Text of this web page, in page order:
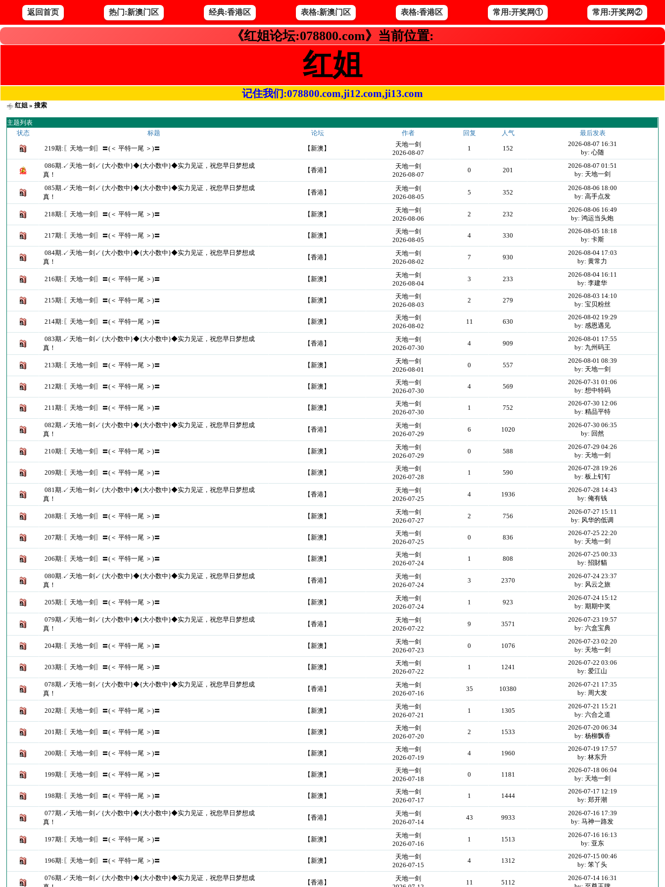
返回首页 热门:新澳门区 经典:香港区 表格:新澳门区 表格:香港区 常用:开奖网① 常用:开奖网②
《红姐论坛:078800.com》当前位置:
红姐
记住我们:078800.com,ji12.com,ji13.com
红姐 » 搜索
主题列表
状态
标题 论坛 作者 回复 人气 最后发表
219期:〖天地一剑〗〓(＜ 平特一尾 ＞)〓 【新澳】
天地一剑
2026-08-07
1 152
2026-08-07 16:31
by: 心随
086期.↙天地一剑↙{大小数中}◆{大小数中}◆实力见证，祝您早日梦想成
真！
【香港】
天地一剑
2026-08-07
0 201
2026-08-07 01:51
by: 天地一剑
085期.↙天地一剑↙{大小数中}◆{大小数中}◆实力见证，祝您早日梦想成
真！
【香港】
天地一剑
2026-08-05
5 352
2026-08-06 18:00
by: 高手点发
218期:〖天地一剑〗〓(＜ 平特一尾 ＞)〓 【新澳】
天地一剑
2026-08-06
2 232
2026-08-06 16:49
by: 鸿运当头炮
217期:〖天地一剑〗〓(＜ 平特一尾 ＞)〓 【新澳】
天地一剑
2026-08-05
4 330
2026-08-05 18:18
by: 卡斯
084期.↙天地一剑↙{大小数中}◆{大小数中}◆实力见证，祝您早日梦想成
真！
【香港】
天地一剑
2026-08-02
7 930
2026-08-04 17:03
by: 黄常力
216期:〖天地一剑〗〓(＜ 平特一尾 ＞)〓 【新澳】
天地一剑
2026-08-04
3 233
2026-08-04 16:11
by: 李建华
215期:〖天地一剑〗〓(＜ 平特一尾 ＞)〓 【新澳】
天地一剑
2026-08-03
2 279
2026-08-03 14:10
by: 宝贝粉丝
214期:〖天地一剑〗〓(＜ 平特一尾 ＞)〓 【新澳】
天地一剑
2026-08-02
11 630
2026-08-02 19:29
by: 感恩遇见
083期.↙天地一剑↙{大小数中}◆{大小数中}◆实力见证，祝您早日梦想成
真！
【香港】
天地一剑
2026-07-30
4 909
2026-08-01 17:55
by: 九州码王
213期:〖天地一剑〗〓(＜ 平特一尾 ＞)〓 【新澳】
天地一剑
2026-08-01
0 557
2026-08-01 08:39
by: 天地一剑
212期:〖天地一剑〗〓(＜ 平特一尾 ＞)〓 【新澳】
天地一剑
2026-07-30
4 569
2026-07-31 01:06
by: 想中特码
211期:〖天地一剑〗〓(＜ 平特一尾 ＞)〓 【新澳】
天地一剑
2026-07-30
1 752
2026-07-30 12:06
by: 精品平特
082期.↙天地一剑↙{大小数中}◆{大小数中}◆实力见证，祝您早日梦想成
真！
【香港】
天地一剑
2026-07-29
6 1020
2026-07-30 06:35
by: 回然
210期:〖天地一剑〗〓(＜ 平特一尾 ＞)〓 【新澳】
天地一剑
2026-07-29
0 588
2026-07-29 04:26
by: 天地一剑
209期:〖天地一剑〗〓(＜ 平特一尾 ＞)〓 【新澳】
天地一剑
2026-07-28
1 590
2026-07-28 19:26
by: 板上钉钉
081期.↙天地一剑↙{大小数中}◆{大小数中}◆实力见证，祝您早日梦想成
真！
【香港】
天地一剑
2026-07-25
4 1936
2026-07-28 14:43
by: 俺有钱
208期:〖天地一剑〗〓(＜ 平特一尾 ＞)〓 【新澳】
天地一剑
2026-07-27
2 756
2026-07-27 15:11
by: 风华的低调
207期:〖天地一剑〗〓(＜ 平特一尾 ＞)〓 【新澳】
天地一剑
2026-07-25
0 836
2026-07-25 22:20
by: 天地一剑
206期:〖天地一剑〗〓(＜ 平特一尾 ＞)〓 【新澳】
天地一剑
2026-07-24
1 808
2026-07-25 00:33
by: 招財貓
080期.↙天地一剑↙{大小数中}◆{大小数中}◆实力见证，祝您早日梦想成
真！
【香港】
天地一剑
2026-07-24
3 2370
2026-07-24 23:37
by: 风云之旅
205期:〖天地一剑〗〓(＜ 平特一尾 ＞)〓 【新澳】
天地一剑
2026-07-24
1 923
2026-07-24 15:12
by: 期期中奖
079期.↙天地一剑↙{大小数中}◆{大小数中}◆实力见证，祝您早日梦想成
真！
【香港】
天地一剑
2026-07-22
9 3571
2026-07-23 19:57
by: 六盒宝典
204期:〖天地一剑〗〓(＜ 平特一尾 ＞)〓 【新澳】
天地一剑
2026-07-23
0 1076
2026-07-23 02:20
by: 天地一剑
203期:〖天地一剑〗〓(＜ 平特一尾 ＞)〓 【新澳】
天地一剑
2026-07-22
1 1241
2026-07-22 03:06
by: 爱江山
078期.↙天地一剑↙{大小数中}◆{大小数中}◆实力见证，祝您早日梦想成
真！
【香港】
天地一剑
2026-07-16
35 10380
2026-07-21 17:35
by: 周大发
202期:〖天地一剑〗〓(＜ 平特一尾 ＞)〓 【新澳】
天地一剑
2026-07-21
1 1305
2026-07-21 15:21
by: 六合之道
201期:〖天地一剑〗〓(＜ 平特一尾 ＞)〓 【新澳】
天地一剑
2026-07-20
2 1533
2026-07-20 06:34
by: 杨柳飘香
200期:〖天地一剑〗〓(＜ 平特一尾 ＞)〓 【新澳】
天地一剑
2026-07-19
4 1960
2026-07-19 17:57
by: 林东升
199期:〖天地一剑〗〓(＜ 平特一尾 ＞)〓 【新澳】
天地一剑
2026-07-18
0 1181
2026-07-18 06:04
by: 天地一剑
198期:〖天地一剑〗〓(＜ 平特一尾 ＞)〓 【新澳】
天地一剑
2026-07-17
1 1444
2026-07-17 12:19
by: 郑开潮
077期.↙天地一剑↙{大小数中}◆{大小数中}◆实力见证，祝您早日梦想成
真！
【香港】
天地一剑
2026-07-14
43 9933
2026-07-16 17:39
by: 马神一路发
197期:〖天地一剑〗〓(＜ 平特一尾 ＞)〓 【新澳】
天地一剑
2026-07-16
1 1513
2026-07-16 16:13
by: 亚东
196期:〖天地一剑〗〓(＜ 平特一尾 ＞)〓 【新澳】
天地一剑
2026-07-15
4 1312
2026-07-15 00:46
by: 笨丫头
076期.↙天地一剑↙{大小数中}◆{大小数中}◆实力见证，祝您早日梦想成
【香港】
天地一剑
11 5112
2026-07-14 16:31